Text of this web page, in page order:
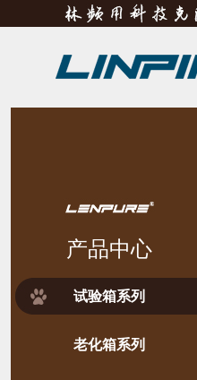
产品中心
试验箱系列
老化箱系列